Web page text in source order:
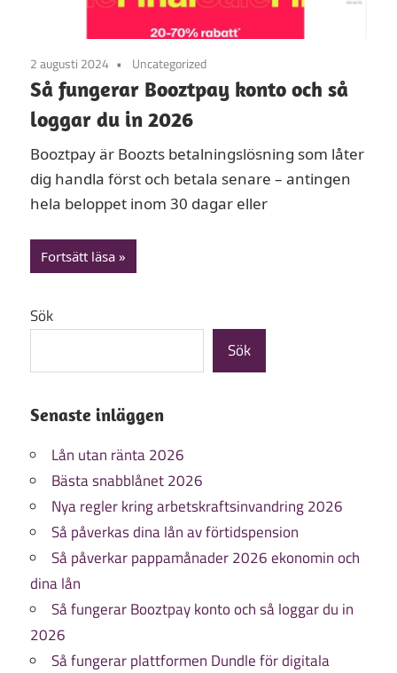
2 augusti 2024 Uncategorized
Så fungerar Booztpay konto och så
loggar du in 2026
Booztpay är Boozts betalningslösning som låter
dig handla först och betala senare – antingen
hela beloppet inom 30 dagar eller
Fortsätt läsa
Sök
Sök
Senaste inläggen
Lån utan ränta 2026
Bästa snabblånet 2026
Nya regler kring arbetskraftsinvandring 2026
Så påverkas dina lån av förtidspension
Så påverkar pappamånader 2026 ekonomin och
dina lån
Så fungerar Booztpay konto och så loggar du in
2026
Så fungerar plattformen Dundle för digitala